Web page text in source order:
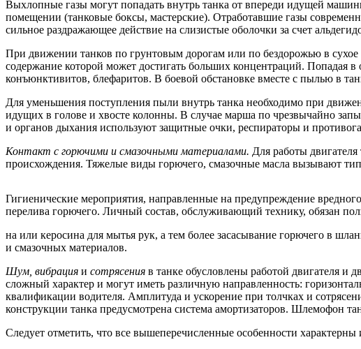
Выхлопные газы могут попадать внутрь танка от впереди идущей
помещении (танковые боксы, мастерские). Отработавшие газы
сильное раздражающее действие на слизистые оболочки за счет
При движении танков по грунтовым дорогам или по бездорожью в
содержание которой может достигать больших концентраций. Попадая
конъюнктивитов, блефаритов. В боевой обстановке вместе с пылью в
Для уменьшения поступления пыли внутрь танка необходимо при
идущих в голове и хвосте колонны. В случае марша по чрезвычайно
и органов дыхания используют защитные очки, респираторы и
Контакт с горючими и смазочными материалами. Для работы
происхождения. Тяжелые виды горючего, смазочные масла вызывают
Гигиенические мероприятия, направленные на предупреждение
перелива горючего. Личный состав, обслуживающий технику, обязан
на или керосина для мытья рук, а тем более засасывание горючего в
и смазочных материалов.
Шум, вибрация и сотрясения в танке обусловлены работой двигателя
сложный характер и могут иметь различную направленность:
квалификации водителя. Амплитуда и ускорение при толчках и
конструкции танка предусмотрена система амортизаторов. Шлемофон
Следует отметить, что все вышеперечисленные особенности